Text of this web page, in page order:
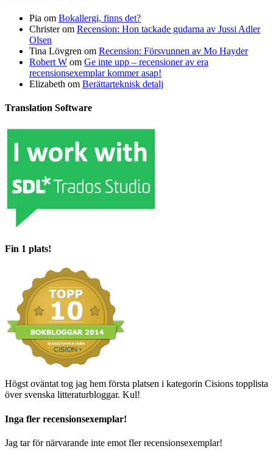
Pia om Bokallergi, finns det?
Christerom Recension: Hon tackade gudarna av Jussi Adler
Olsen
Tina Lövgren om Recension: Försvunnen av Mo Hayder
Robert W om Ge inte upp – recensioner av era
recensionsexemplar kommer asap!
Elizabeth om Berättarteknisk detalj
Translation Software
Fin 1 plats!
Högst oväntat tog jag hem första platsen i kategorin Cisions topplista
över svenska litteraturbloggar. Kul!
Inga fler recensionsexemplar!
Jag tar för närvarande inte emot fler recensionsexemplar!